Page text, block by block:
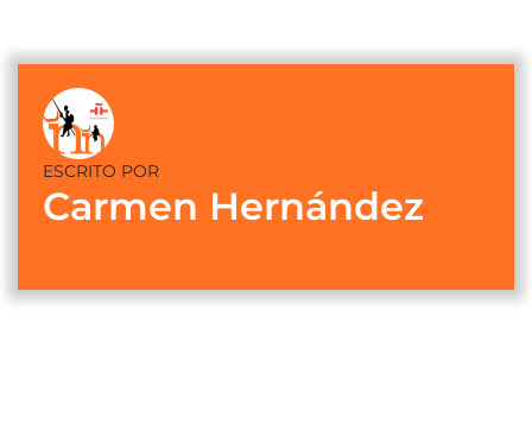
ESCRITO POR
Carmen Hernández